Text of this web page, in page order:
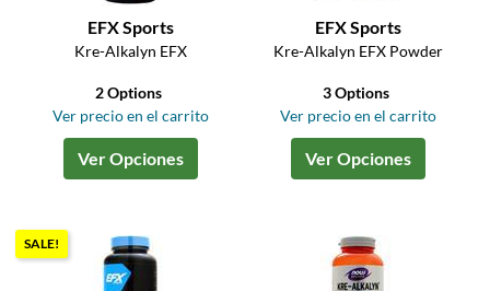
EFX Sports
Kre-Alkalyn EFX
2 Options
Ver precio en el carrito
Ver Opciones
EFX Sports
Kre-Alkalyn EFX Powder
3 Options
Ver precio en el carrito
Ver Opciones
SALE!